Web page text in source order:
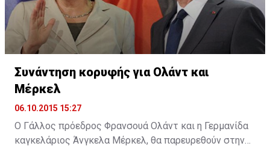
επιχειρηματικού οικοσυστήματος.
Συνάντηση κορυφής για Ολάντ και
Μέρκελ
06.10.2015 15:27
Ο Γάλλος πρόεδρος Φρανσουά Ολάντ και η Γερμανίδα
καγκελάριος Άνγκελα Μέρκελ, θα παρευρεθούν στην